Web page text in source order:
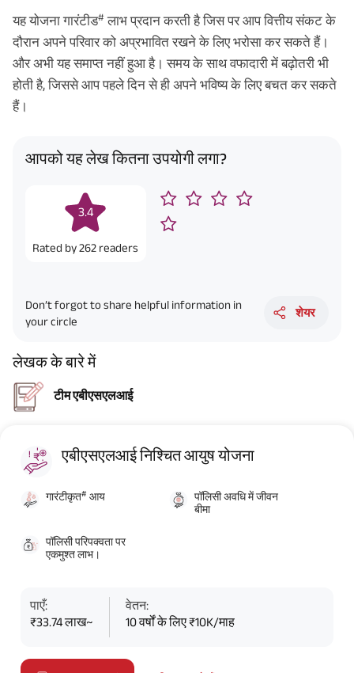
यह योजना गारंटीड# लाभ प्रदान करती है जिस पर आप वित्तीय संकट के
दौरान अपने परिवार को अप्रभावित रखने के लिए भरोसा कर सकते हैं।
और अभी यह समाप्त नहीं हुआ है। समय के साथ वफादारी में बढ़ोतरी भी
होती है, जिससे आप पहले दिन से ही अपने भविष्य के लिए बचत कर सकते
हैं।
आपको यह लेख कितना उपयोगी लगा?
3.4
Rated by262 readers
Don’t forgot to share helpful information in
your circle
शेयर
लेखक के बारे में
टीम एबीएसएलआई
एबीएसएलआई निश्चित आयुष योजना
गारंटीकृत# आय
पॉलिसी अवधि में जीवन
बीमा
पॉलिसी परिपक्वता पर
एकमुश्त लाभ।
पाएँ:
₹33.74 लाख~
वेतन:
10 वर्षों के लिए ₹10K/माह